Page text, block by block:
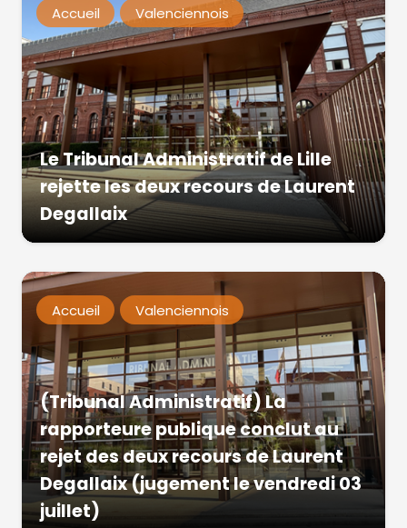
Accueil Valenciennois
Le Tribunal Administratif de Lille
rejette les deux recours de Laurent
Degallaix
Accueil Valenciennois
(Tribunal Administratif) La
rapporteure publique conclut au
rejet des deux recours de Laurent
Degallaix (jugement le vendredi 03
juillet)